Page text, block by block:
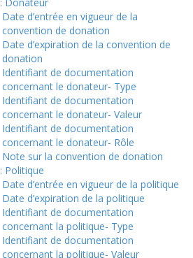
Date d’entrée en vigueur de la
convention de donation
Date d’expiration de la convention de
donation
Identifiant de documentation
concernant le donateur- Type
Identifiant de documentation
concernant le donateur- Valeur
Identifiant de documentation
concernant le donateur- Rôle
Note sur la convention de donation
Politique
Date d’entrée en vigueur de la politique
Date d’expiration de la politique
Identifiant de documentation
concernant la politique- Type
Identifiant de documentation
concernant la politique- Valeur